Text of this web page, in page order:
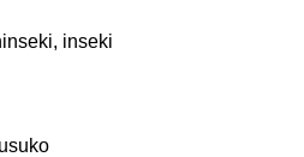
inseki